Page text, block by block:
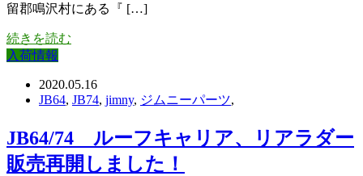
留郡鳴沢村にある『 […]
続きを読む
入荷情報
2020.05.16
JB64, JB74, jimny, ジムニーパーツ,
JB64/74 ルーフキャリア、リアラダー
販売再開しました！